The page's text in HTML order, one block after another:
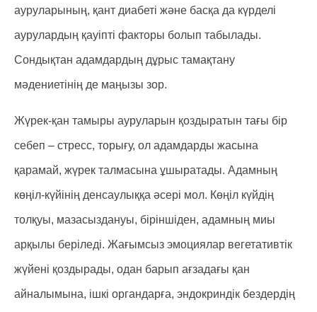
ауруларының, қант диабеті және басқа да күрделі
аурулардың қауіпті факторы болып табылады.
Сондықтан адамдардың дұрыс тамақтану
мәдениетінің де маңызы зор.
Жүрек-қан тамыры ауруларын қоздыратын тағы бір
себеп – стресс, торығу, ол адамдарды жасына
қарамай, жүрек талмасына ұшыратады. Адамның
көңіл-күйінің денсаулыққа әсері мол. Көңіл күйдің
толқуы, мазасыздануы, біріншіден, адамның миы
арқылы беріледі. Жағымсыз эмоциялар вегетативтік
жүйені қоздырады, одан барып ағзадағы қан
айналымына, ішкі органдарға, эндокриндік бездердің